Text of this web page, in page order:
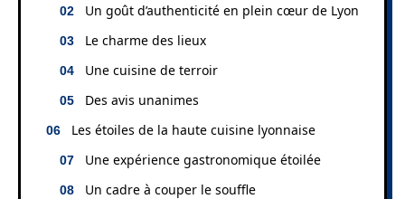
Un goût d’authenticité en plein cœur de Lyon
Le charme des lieux
Une cuisine de terroir
Des avis unanimes
Les étoiles de la haute cuisine lyonnaise
Une expérience gastronomique étoilée
Un cadre à couper le souffle